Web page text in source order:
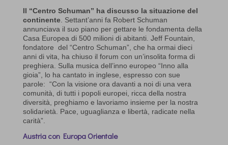
Il “Centro Schuman” ha discusso la situazione del
continente. Settant’anni fa Robert Schuman
annunciava il suo piano per gettare le fondamenta della
Casa Europea di 500 milioni di abitanti. Jeff Fountain,
fondatore del “Centro Schuman”, che ha ormai dieci
anni di vita, ha chiuso il forum con un’insolita forma di
preghiera. Sulla musica dell’inno europeo “Inno alla
gioia”, lo ha cantato in inglese, espresso con sue
parole: “Con la visione ora davanti a noi di una vera
comunità, di tutti i popoli europei, ricca della nostra
diversità, preghiamo e lavoriamo insieme per la nostra
solidarietà. Pace, uguaglianza e libertà, radicate nella
carità”.
Austria con Europa Orientale